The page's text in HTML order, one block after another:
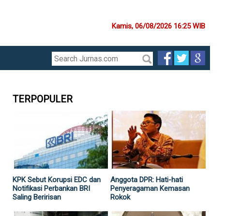
Kamis, 06/08/2026 16:25 WIB
TERPOPULER
KPK Sebut Korupsi EDC dan
Notifikasi Perbankan BRI
Saling Beririsan
Anggota DPR: Hati-hati
Penyeragaman Kemasan
Rokok